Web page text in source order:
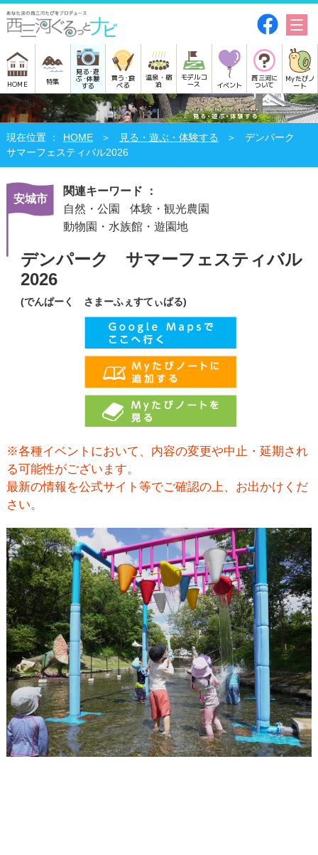
HOME 特集
見る･遊
ぶ･体験
する
買う･食
べる
温泉・宿
泊
モデルコ
ース イベント
西三河に
ついて
Myたびノ
ート
HOME 見る・遊ぶ・体験する
デンパーク
サマーフェスティバル2026
安城市
関連キーワード ：
自然・公園
体験・観光農園
動物園・水族館・遊園地
デンパーク サマーフェスティバル
2026
(でんぱーく さまーふぇすてぃばる)
※各種イベントにおいて、内容の変更や中止・延期され
る可能性がございます。
最新の情報を公式サイト等でご確認の上、お出かけくだ
さい。